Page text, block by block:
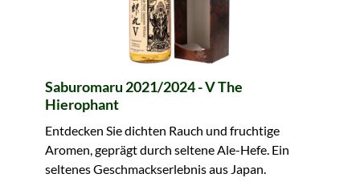
Saburomaru 2021/2024 - V The
Hierophant
Entdecken Sie dichten Rauch und fruchtige
Aromen, geprägt durch seltene Ale-Hefe. Ein
seltenes Geschmackserlebnis aus Japan.